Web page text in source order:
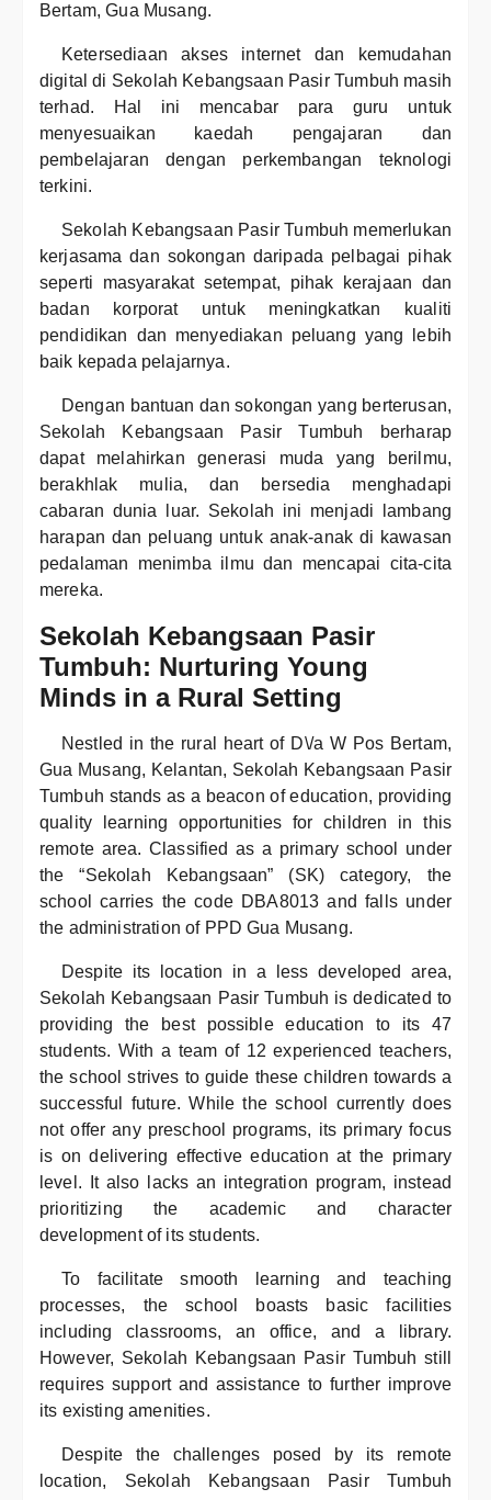
Bertam, Gua Musang.
Ketersediaan akses internet dan kemudahan
digital di Sekolah Kebangsaan Pasir Tumbuh masih
terhad. Hal ini mencabar para guru untuk
menyesuaikan kaedah pengajaran dan
pembelajaran dengan perkembangan teknologi
terkini.
Sekolah Kebangsaan Pasir Tumbuh memerlukan
kerjasama dan sokongan daripada pelbagai pihak
seperti masyarakat setempat, pihak kerajaan dan
badan korporat untuk meningkatkan kualiti
pendidikan dan menyediakan peluang yang lebih
baik kepada pelajarnya.
Dengan bantuan dan sokongan yang berterusan,
Sekolah Kebangsaan Pasir Tumbuh berharap
dapat melahirkan generasi muda yang berilmu,
berakhlak mulia, dan bersedia menghadapi
cabaran dunia luar. Sekolah ini menjadi lambang
harapan dan peluang untuk anak-anak di kawasan
pedalaman menimba ilmu dan mencapai cita-cita
mereka.
Sekolah Kebangsaan Pasir
Tumbuh: Nurturing Young
Minds in a Rural Setting
Nestled in the rural heart of D\/a W Pos Bertam,
Gua Musang, Kelantan, Sekolah Kebangsaan Pasir
Tumbuh stands as a beacon of education, providing
quality learning opportunities for children in this
remote area. Classified as a primary school under
the “Sekolah Kebangsaan” (SK) category, the
school carries the code DBA8013 and falls under
the administration of PPD Gua Musang.
Despite its location in a less developed area,
Sekolah Kebangsaan Pasir Tumbuh is dedicated to
providing the best possible education to its 47
students. With a team of 12 experienced teachers,
the school strives to guide these children towards a
successful future. While the school currently does
not offer any preschool programs, its primary focus
is on delivering effective education at the primary
level. It also lacks an integration program, instead
prioritizing the academic and character
development of its students.
To facilitate smooth learning and teaching
processes, the school boasts basic facilities
including classrooms, an office, and a library.
However, Sekolah Kebangsaan Pasir Tumbuh still
requires support and assistance to further improve
its existing amenities.
Despite the challenges posed by its remote
location, Sekolah Kebangsaan Pasir Tumbuh